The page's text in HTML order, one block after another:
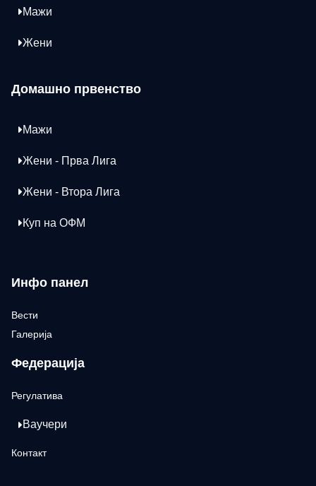
Мажи
Жени
Домашно првенство
Мажи
Жени - Прва Лига
Жени - Втора Лига
Куп на ОФМ
Инфо панел
Вести
Галерија
Федерација
Регулатива
Ваучери
Контакт